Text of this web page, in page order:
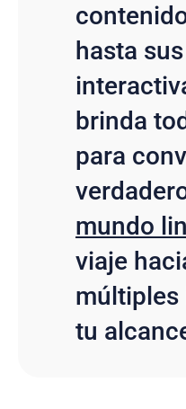
hasta
brinda
para
mundo
viaje
múltiples
tu